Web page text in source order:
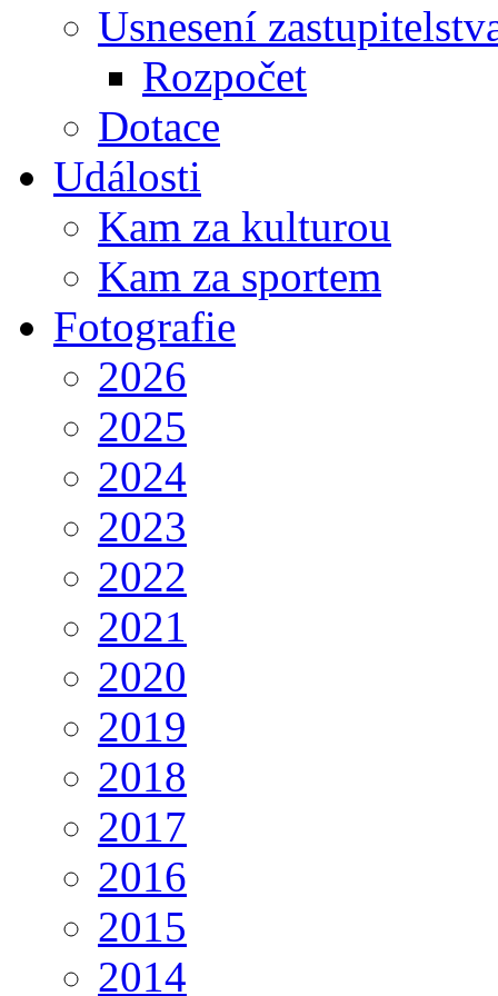
Usnesení
Rozpočet
Dotace
Události
Kam za kulturou
Kam za sportem
Fotografie
2026
2025
2024
2023
2022
2021
2020
2019
2018
2017
2016
2015
2014